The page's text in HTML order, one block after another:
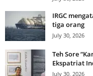
IRGC
tiga orang
July 30, 2026
Teh Sore
Ekspatriat
July 30, 2026